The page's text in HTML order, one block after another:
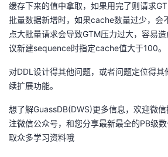
缓存下来的值中拿取，如果用完了则请求
批量数据新增时，如果cache数量过少，会
点大批量请求会导致GTM压力过大，容易
议新建sequence时指定cache值大于100。
对DDL设计得其他问题，或者问题定位得
续扩展功能。
想了解GuassDB(DWS)更多信息，欢迎微信
注微信公众号，和您分享最新最全的PB级
取众多学习资料哦